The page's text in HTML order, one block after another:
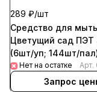
289 ₽/шт
Средство для
Цветущий сад ПЭТ
(6шт/уп; 144шт/
Нет на остатке Арт.
Запрос